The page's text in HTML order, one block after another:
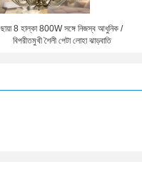
ছায়া 8 হাল্কা 800W সঙ্গে নিজস্ব আধুনিক /
বিপরীতমুখী শৈলী পেটা লোহা ঝাড়বাতি